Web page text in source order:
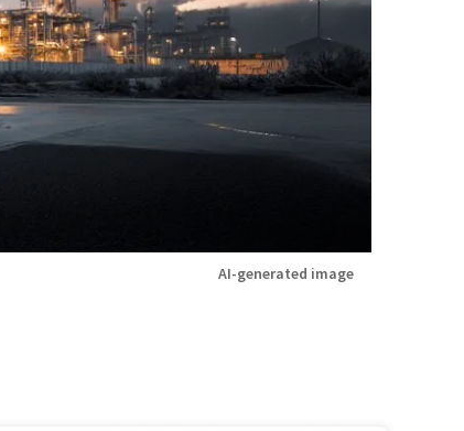
AI-generated image